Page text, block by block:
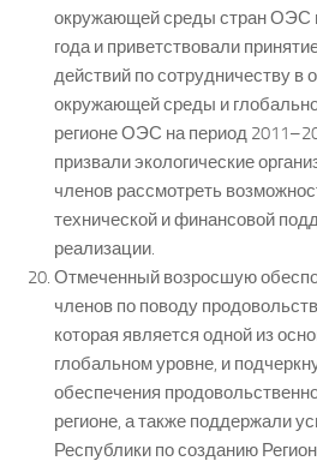
окружающей среды стран ОЭС
года и приветствовали
действий по сотрудничеству в
окружающей среды и
регионе ОЭС на период
призвали экологические
членов рассмотреть
технической и финансовой
реализации.
Отмеченный возросшую
членов по поводу
которая является одной из
глобальном уровне, и
обеспечения
регионе, а также поддержали
Республики по созданию